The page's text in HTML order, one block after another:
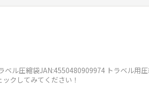
ル圧縮袋JAN:4550480909974 トラベル用
クしてみてください！